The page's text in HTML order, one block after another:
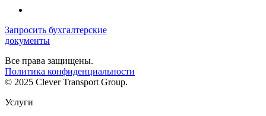
Запросить бухгалтерские
документы
Все права защищены.
Политика конфиденциальности
© 2025 Clever Transport Group.
Услуги